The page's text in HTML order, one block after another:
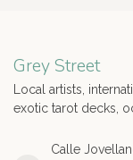
Grey Street
Local artists,
exotic tarot decks,
Calle